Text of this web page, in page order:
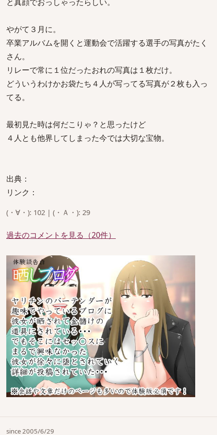
やがて３月に。
卒業アルバムを開くと運動会で活躍する選手の写真がたく
さん。
リレーで常に１位だったおれの写真は１枚だけ。
どういうわけかお袋たち４人が写ってる写真が２枚も入っ
てる。
最初見た時は何だこりゃ？と思ったけど
４人とも他界してしまった今では大切な宝物。
出典：
リンク：
(・∀・): 102 | (・Ａ・): 29
過去のコメントを見る（20件）
since 2005/6/29